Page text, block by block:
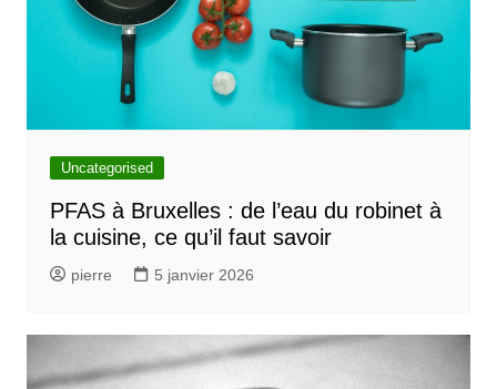
Uncategorised
PFAS à Bruxelles : de l’eau du robinet à
la cuisine, ce qu’il faut savoir
pierre 5 janvier 2026